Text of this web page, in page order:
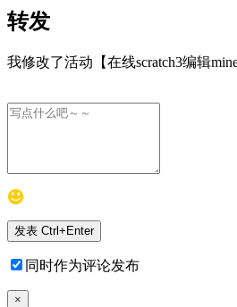
转发
我修改了活动【在线scratch3编辑
同时作为评论发布
×